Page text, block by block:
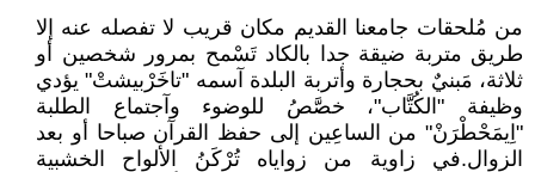
من مُلحقات جامعنا القديم مكان قريب لا تفصله عنه إلا
طريق متربة ضيقة جدا بالكاد تَسْمح بمرور شخصين أو
ثلاثة، مَبنيٌ بحجارة وأتربة البلدة آسمه "تاخَرْبيشتْ" يؤدي
وظيفة "الكُتَّاب"، خصَّصُ للوضوء وآجتماع الطلبة
"اِيمَحْطْرَنْ" من الساعِين إلى حفظ القرآن صباحا أو بعد
الزوال.في زاوية من زواياه تُرْكَنُ الألواح الخشبية